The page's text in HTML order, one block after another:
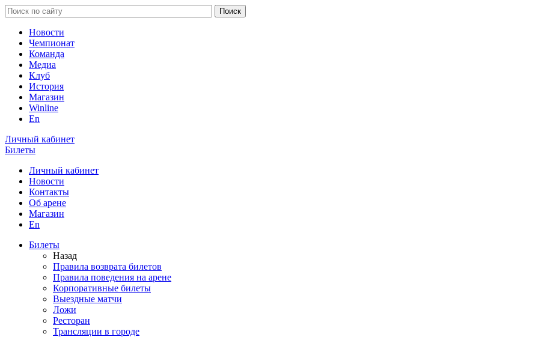
Новости
Чемпионат
Команда
Медиа
Клуб
История
Магазин
Winline
En
Личный кабинет
Билеты
Личный кабинет
Новости
Контакты
Об арене
Магазин
En
Билеты
Назад
Правила возврата билетов
Правила поведения на арене
Корпоративные билеты
Выездные матчи
Ложи
Ресторан
Трансляции в городе